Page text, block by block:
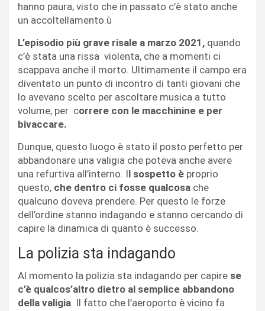
hanno paura, visto che in passato c’è stato anche
un accoltellamento.ù
L’episodio più grave risale a marzo 2021, quando
c’è stata una rissa violenta, che a momenti ci
scappava anche il morto. Ultimamente il campo era
diventato un punto di incontro di tanti giovani che
lo avevano scelto per ascoltare musica a tutto
volume, per correre con le macchinine e per
bivaccare.
Dunque, questo luogo è stato il posto perfetto per
abbandonare una valigia che poteva anche avere
una refurtiva all’interno. Il sospetto è proprio
questo, che dentro ci fosse qualcosa che
qualcuno doveva prendere. Per questo le forze
dell’ordine stanno indagando e stanno cercando di
capire la dinamica di quanto è successo.
La polizia sta indagando
Al momento la polizia sta indagando per capire se
c’è qualcos’altro dietro al semplice abbandono
della valigia. Il fatto che l’aeroporto è vicino fa